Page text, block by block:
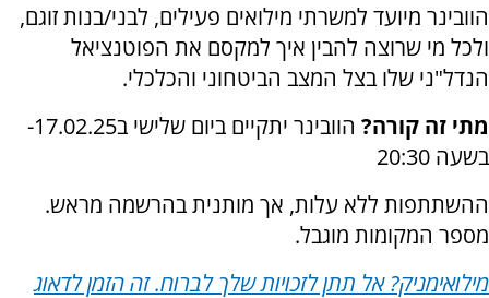
הוובינר מיועד למשרתי מילואים פעילים, לבני/בנות זוגם,
ולכל מי שרוצה להבין איך למקסם את הפוטנציאל
הנדל"ני שלו בצל המצב הביטחוני והכלכלי.
מתי זה קורה?
הוובינר יתקיים ביום שלישי ב17.02.25-
בשעה 20:30
ההשתתפות ללא עלות, אך מותנית בהרשמה מראש.
מספר המקומות מוגבל.
מילואימניק? אל תתן לזכויות שלך לברוח. זה הזמן לדאוג